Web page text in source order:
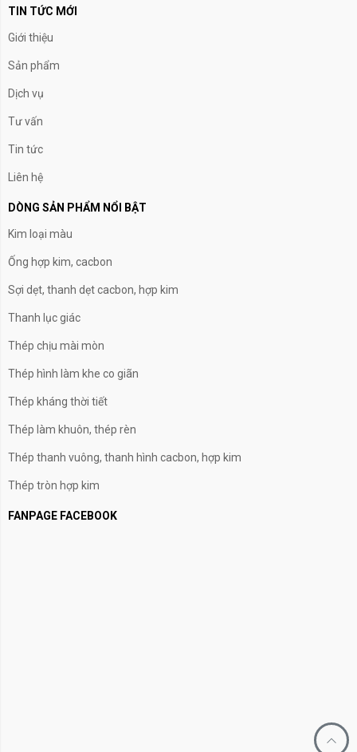
TIN TỨC MỚI
Giới thiệu
Sản phẩm
Dịch vụ
Tư vấn
Tin tức
Liên hệ
DÒNG SẢN PHẨM NỔI BẬT
Kim loại màu
Ống hợp kim, cacbon
Sợi dẹt, thanh dẹt cacbon, hợp kim
Thanh lục giác
Thép chịu mài mòn
Thép hình làm khe co giãn
Thép kháng thời tiết
Thép làm khuôn, thép rèn
Thép thanh vuông, thanh hình cacbon, hợp kim
Thép tròn hợp kim
FANPAGE FACEBOOK